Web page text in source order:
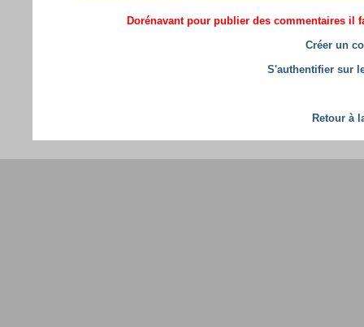
Dorénavant pour publier des commentaires il
Créer un
S'authentifier sur
Retour à